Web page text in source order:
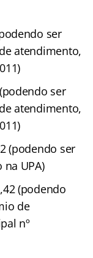
ser
atendimento,
ser
atendimento,
(podendo ser
UPA)
(podendo
de
nº